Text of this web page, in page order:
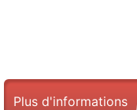
Plus d'informations